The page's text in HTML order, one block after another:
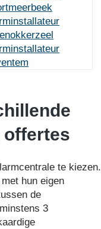
offertes
te kiezen.
hun eigen
de
3